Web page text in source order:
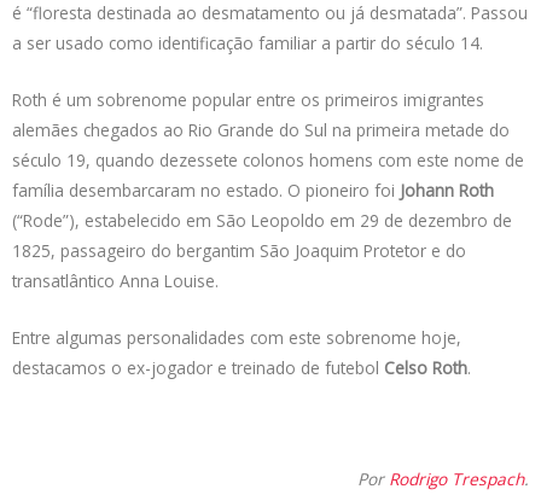
é “floresta destinada ao desmatamento ou já desmatada”. Passou
a ser usado como identificação familiar a partir do século 14.
Roth é um sobrenome popular entre os primeiros imigrantes
alemães chegados ao Rio Grande do Sul na primeira metade do
século 19, quando dezessete colonos homens com este nome de
família desembarcaram no estado. O pioneiro foi Johann Roth
(“Rode”), estabelecido em São Leopoldo em 29 de dezembro de
1825, passageiro do bergantim São Joaquim Protetor e do
transatlântico Anna Louise.
Entre algumas personalidades com este sobrenome hoje,
destacamos o ex-jogador e treinado de futebol Celso Roth.
Por Rodrigo Trespach.